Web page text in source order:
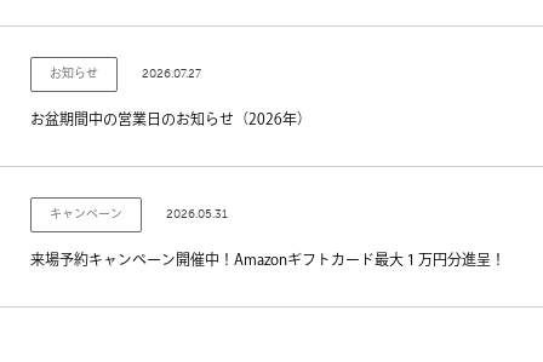
お知らせ 2026.07.27
お盆期間中の営業日のお知らせ（2026年）
キャンペーン 2026.05.31
来場予約キャンペーン開催中！Amazonギフトカード最大１万円分進呈！